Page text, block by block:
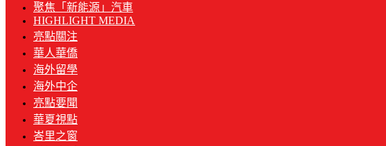
聚焦「新能源」汽車
HIGHLIGHT MEDIA
亮點關注
華人華僑
海外留學
海外中企
亮點要聞
華夏視點
峇里之窗